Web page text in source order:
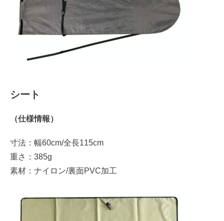
シート
（仕様情報）
寸法：幅60cm/全長115cm
重さ：385g
素材：ナイロン/裏面PVC加工